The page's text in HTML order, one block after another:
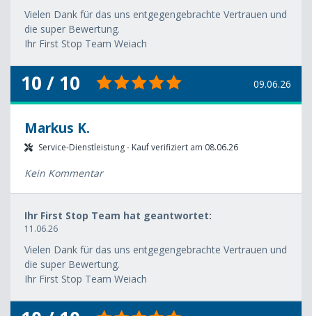
Vielen Dank für das uns entgegengebrachte Vertrauen und
die super Bewertung.
Ihr First Stop Team Weiach
10 / 10 09.06.26
Markus K.
Service-Dienstleistung - Kauf verifiziert am 08.06.26
Kein Kommentar
Ihr First Stop Team hat geantwortet:
11.06.26
Vielen Dank für das uns entgegengebrachte Vertrauen und
die super Bewertung.
Ihr First Stop Team Weiach